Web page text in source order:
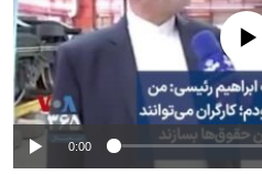
No media source
0:00